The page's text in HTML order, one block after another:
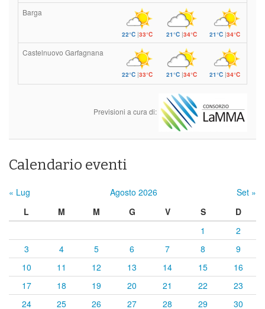
Barga
22°C|33°C 21°C|34°C 21°C |34°C
Castelnuovo Garfagnana
22°C|33°C 21°C|34°C 21°C |34°C
Previsioni a cura di:
Calendario eventi
« Lug Agosto 2026
Set »
L
M M G V S
D
1
2
3
4 5 6 7 8
9
10
11 12 13 14 15
16
17
18 19 20 21 22
23
24
25 26 27 28 29 30